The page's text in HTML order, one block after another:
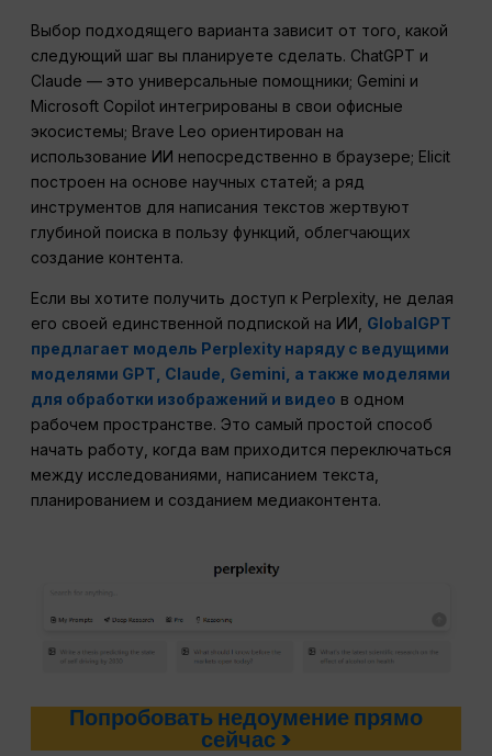
Выбор подходящего варианта зависит от того, какой
следующий шаг вы планируете сделать. ChatGPT и
Claude — это универсальные помощники; Gemini и
Microsoft Copilot интегрированы в свои офисные
экосистемы; Brave Leo ориентирован на
использование ИИ непосредственно в браузере; Elicit
построен на основе научных статей; а ряд
инструментов для написания текстов жертвуют
глубиной поиска в пользу функций, облегчающих
создание контента.
Если вы хотите получить доступ к Perplexity, не делая
его своей единственной подпиской на ИИ, GlobalGPT
предлагает модель Perplexity наряду с ведущими
моделями GPT, Claude, Gemini, а также моделями
для обработки изображений и видео в одном
рабочем пространстве. Это самый простой способ
начать работу, когда вам приходится переключаться
между исследованиями, написанием текста,
планированием и созданием медиаконтента.
Попробовать недоумение прямо
сейчас >